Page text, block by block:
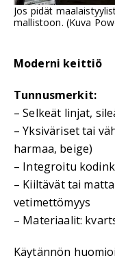
Jos pidät
mallistoon. (Kuva
Moderni keittiö
Tunnusmerkit:
– Selkeät linjat,
– Yksiväriset tai
harmaa, beige)
– Integroitu
– Kiiltävät tai
vetimettömyys
– Materiaalit:
Käytännön